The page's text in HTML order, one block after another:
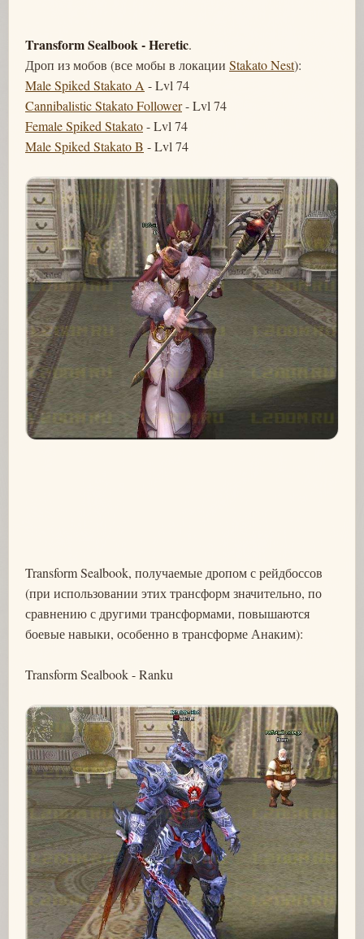
Transform Sealbook - Heretic.
Дроп из мобов (все мобы в локации Stakato Nest):
Male Spiked Stakato A - Lvl 74
Cannibalistic Stakato Follower- Lvl 74
Female Spiked Stakato- Lvl 74
Male Spiked Stakato B - Lvl 74
Transform Sealbook, получаемые дропом с рейдбоссов
(при использовании этих трансформ значительно, по
сравнению с другими трансформами, повышаются
боевые навыки, особенно в трансформе Анаким):
Transform Sealbook - Ranku